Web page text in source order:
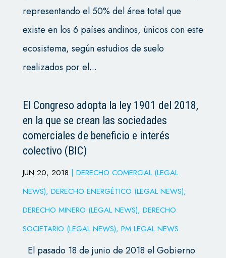
representando el 50% del área total que
existe en los 6 países andinos, únicos con este
ecosistema, según estudios de suelo
realizados por el...
El Congreso adopta la ley 1901 del 2018,
en la que se crean las sociedades
comerciales de beneficio e interés
colectivo (BIC)
JUN 20, 2018 | DERECHO COMERCIAL (LEGAL
NEWS), DERECHO ENERGÉTICO (LEGAL NEWS),
DERECHO MINERO (LEGAL NEWS), DERECHO
SOCIETARIO (LEGAL NEWS), PM LEGAL NEWS
El pasado 18 de junio de 2018 el Gobierno